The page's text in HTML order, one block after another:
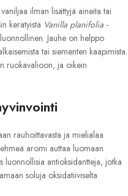
ilman lisättyjä aineita tai
kerätyistä Vanilla planifolia -
Jauhe on helppo
tai siementen kaapimista.
ruokavalioon, ja oikein
rauhoittavasta ja mielialaa
aromi auttaa luomaan
luonnollisia antioksidantteja, jotka
soluja oksidatiiviselta